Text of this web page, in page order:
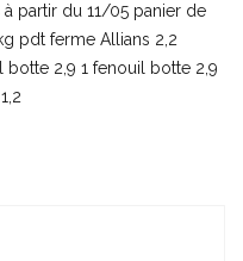
partir du 11/05 panier de
pdt ferme Allians 2,2
2,9 1 fenouil botte 2,9